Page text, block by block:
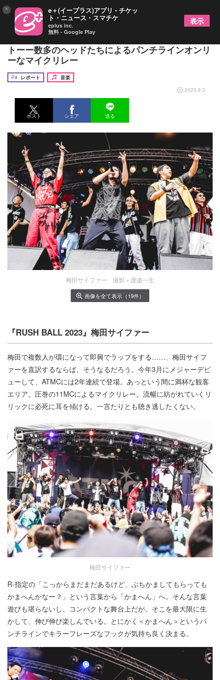
梅田サイファー『RUSH BALL 2023』ライブレポー
トーー数多のヘッドたちによるパンチラインオンリ
ーなマイクリレー
レポート
音楽
2023.9.3
ポスト シェア 送る
梅田サイファー 撮影＝渡邉一生
画像を全て表示（19件）
『RUSH BALL 2023』梅田サイファー
梅田で複数人が環になって即興でラップをする……、梅田サイフ
ァーを直訳するならば、そうなるだろう。今年3月にメジャーデビ
ューして、ATMCには2年連続で登場。あっという間に満杯な観客
エリア。圧巻の11MCによるマイクリレー。流暢に紡がれていくリ
リックに必死に耳を傾ける。一言たりとも聴き逃したくない。
梅田サイファー
R-指定の「こっからまだまだあるけど、ぶちかましてもらっても
かまへんかなー？」という言葉から「かまへん」へ。そんな言葉
遊びも堪らないし、コンパクトな舞台上だが、そこを最大限に生
かして、伸び伸び楽しんでいる。とにかく＜かまへん＞というパ
ンチラインでキラーフレーズなフックが気持ち良く決まる。
× e＋(イープラス)アプリ - チケッ
ト・ニュース・スマチケ
eplus inc.
無料 - Google Play
表示